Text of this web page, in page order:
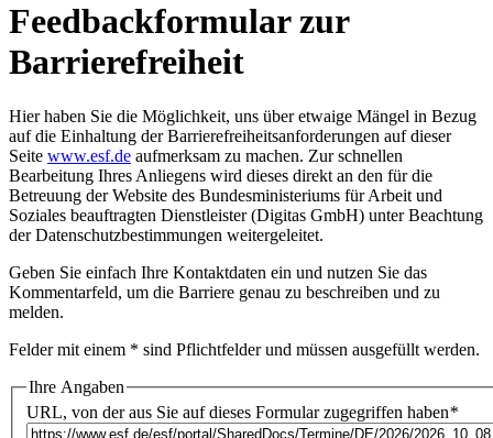
Feedbackformular zur
Barrierefreiheit
Hier haben Sie die Möglichkeit, uns über etwaige Mängel in Bezug
auf die Einhaltung der Barrierefreiheitsanforderungen auf dieser
Seite www.esf.de aufmerksam zu machen. Zur schnellen
Bearbeitung Ihres Anliegens wird dieses direkt an den für die
Betreuung der Website des Bundesministeriums für Arbeit und
Soziales beauftragten Dienstleister (Digitas GmbH) unter Beachtung
derDatenschutzbestimmungen weitergeleitet.
Geben Sie einfach Ihre Kontaktdaten ein und nutzen Sie das
Kommentarfeld, um die Barriere genau zu beschreiben und zu
melden.
Felder mit einem * sind Pflichtfelder und müssen ausgefüllt werden.
Ihre Angaben
URL, von der aus Sie auf dieses Formular zugegriffen haben*